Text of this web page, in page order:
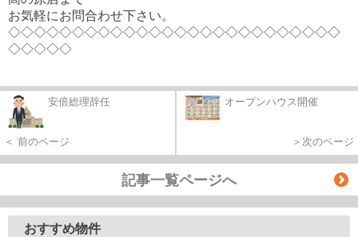
お気軽にお問合わせ下さい。
◇◇◇◇◇◇◇◇◇◇◇◇◇◇◇◇◇◇◇◇◇◇◇◇◇◇
◇◇◇◇◇
安倍総理辞任
＜ 前のページ
オープンハウス開催
＞次のページ
記事一覧ページへ
おすすめ物件